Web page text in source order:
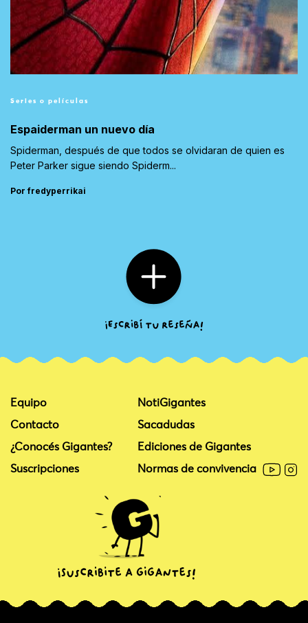
Series o películas
Espaiderman un nuevo día
Spiderman, después de que todos se olvidaran de quien es
Peter Parker sigue siendo Spiderm...
Por fredyperrikai
Equipo
Contacto
¿Conocés Gigantes?
Suscripciones
NotiGigantes
Sacadudas
Ediciones de Gigantes
Normas de convivencia